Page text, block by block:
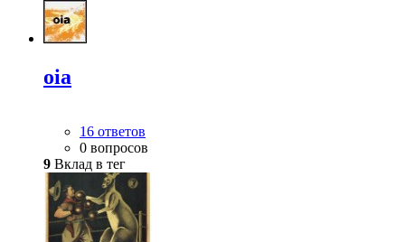
oia
16 ответов
0 вопросов
9 Вклад в тег